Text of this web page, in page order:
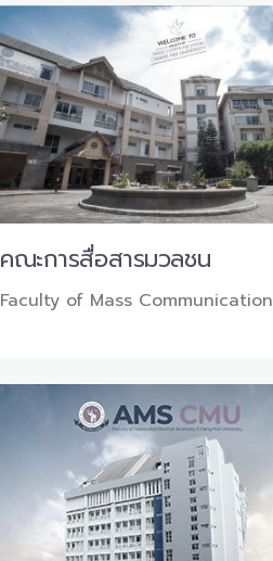
คณะการสื่อสารมวลชน
Faculty of Mass Communication